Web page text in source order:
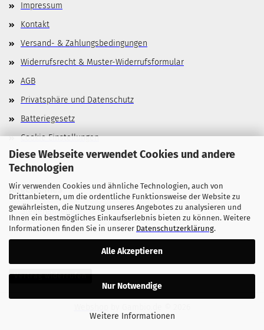
Diese Webseite verwendet Cookies und andere
Technologien
Wir verwenden Cookies und ähnliche Technologien, auch von
Drittanbietern, um die ordentliche Funktionsweise der Website zu
gewährleisten, die Nutzung unseres Angebotes zu analysieren und
Ihnen ein bestmögliches Einkaufserlebnis bieten zu können. Weitere
Informationen finden Sie in unserer Datenschutzerklärung.
Alle Akzeptieren
Nur Notwendige
Weitere Informationen
Impressum
Kontakt
Versand- & Zahlungsbedingungen
Widerrufsrecht & Muster-Widerrufsformular
AGB
Privatsphäre und Datenschutz
Batteriegesetz
Cookie Einstellungen
Allgemeines
Stellenangebote
Vertrag widerrufen